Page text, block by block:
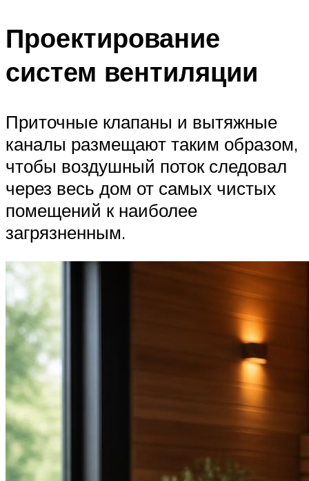
Проектирование
систем вентиляции
Приточные клапаны и вытяжные
каналы размещают таким образом,
чтобы воздушный поток следовал
через весь дом от самых чистых
помещений к наиболее
загрязненным.